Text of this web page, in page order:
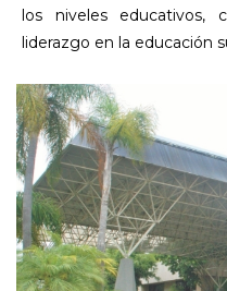
los niveles educativos,
liderazgo en la educación